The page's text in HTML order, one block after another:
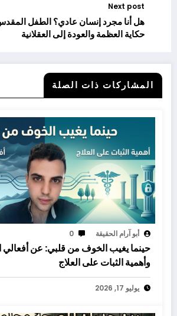
Next post
هل أنا مجرد إنسان عادي؟ الطفل
حكاية العظمة والعودة إلى العقلانية
المشاركات ذات الصلة
أبو آرام الحقيقة 0
حينما يغيب الخوف من قلبي: عن أفعالي
وأهمية الثبات على العلاج
يوليو 17, 2026